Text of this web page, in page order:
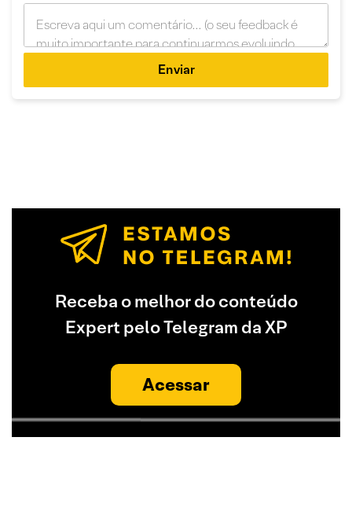
Enviar
Receba o melhor do conteúdo
Expert pelo Telegram da XP
Acessar